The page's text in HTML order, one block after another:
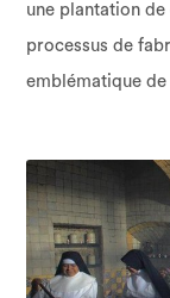
une plantation
processus de
emblématique